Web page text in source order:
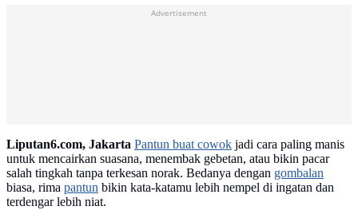
Advertisement
Liputan6.com, Jakarta Pantun buat cowok jadi cara paling manis
untuk mencairkan suasana, menembak gebetan, atau bikin pacar
salah tingkah tanpa terkesan norak. Bedanya dengan gombalan
biasa, rima pantun bikin kata-katamu lebih nempel di ingatan dan
terdengar lebih niat.